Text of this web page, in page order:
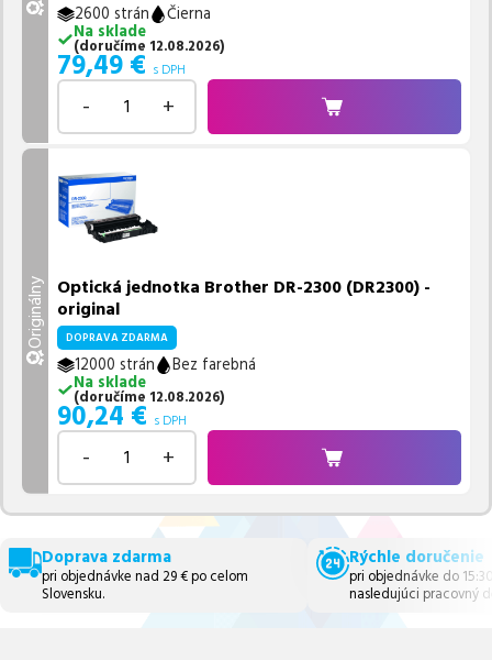
2600 strán
Čierna
Na sklade
(doručíme 12.08.2026)
79,49 € s DPH
- +
Originálny Optická jednotka Brother DR-2300 (DR2300) -
original
DOPRAVA ZDARMA
12000 strán
Bez farebná
Na sklade
(doručíme 12.08.2026)
90,24 € s DPH
- +
Doprava zdarma
pri objednávke nad 29 € po celom
Slovensku.
Rýchle doručenie
pri objednávke do
nasledujúci pracovný